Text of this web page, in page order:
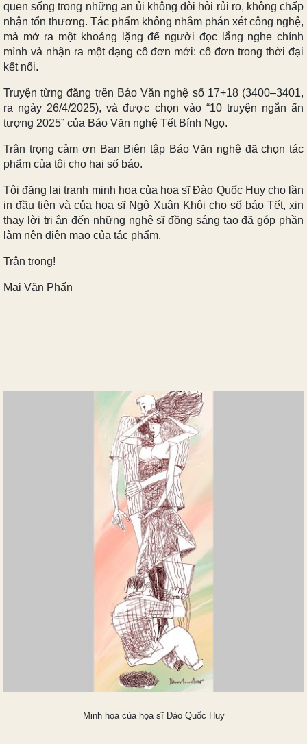
quen sống trong những an ủi không đòi hỏi rủi ro, không chấp
nhận tổn thương. Tác phẩm không nhằm phán xét công nghệ,
mà mở ra một khoảng lặng để người đọc lắng nghe chính
mình và nhận ra một dạng cô đơn mới: cô đơn trong thời đại
kết nối.
Truyện từng đăng trên Báo Văn nghệ số 17+18 (3400–3401,
ra ngày 26/4/2025), và được chọn vào “10 truyện ngắn ấn
tượng 2025” của Báo Văn nghệ Tết Bính Ngọ.
Trân trọng cảm ơn Ban Biên tập Báo Văn nghệ đã chọn tác
phẩm của tôi cho hai số báo.
Tôi đăng lại tranh minh họa của họa sĩ Đào Quốc Huy cho lần
in đầu tiên và của họa sĩ Ngô Xuân Khôi cho số báo Tết, xin
thay lời tri ân đến những nghệ sĩ đồng sáng tạo đã góp phần
làm nên diện mạo của tác phẩm.
Trân trọng!
Mai Văn Phấn
Minh họa của họa sĩ Đào Quốc Huy